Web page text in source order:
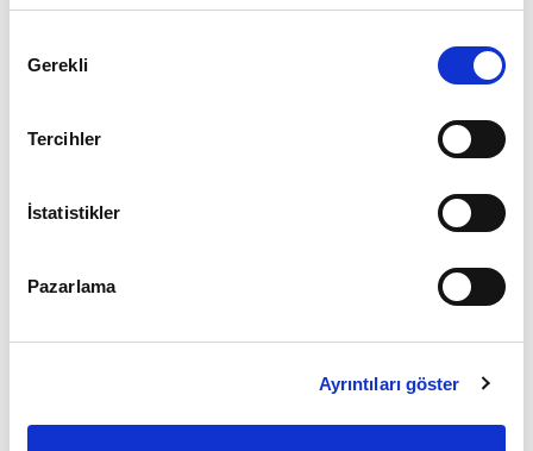
Seçimi
Gerekli
Tercihler
İstatistikler
Pazarlama
Ayrıntıları göster
Şifrenizi mi unuttunuz ?